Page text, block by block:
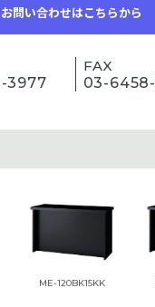
お問い合わせはこちらから
3977
FAX
03-
ME-120BK15KK